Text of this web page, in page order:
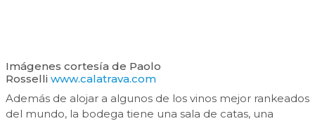
Imágenes cortesía de Paolo
Rosselli www.calatrava.com
Además de alojar a algunos de los vinos mejor rankeados
del mundo, la bodega tiene una sala de catas, una